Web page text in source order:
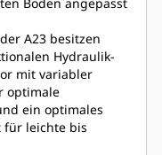
Böden angepasst
A23 besitzen
Hydraulik-
mit variabler
optimale
ein optimales
für leichte bis